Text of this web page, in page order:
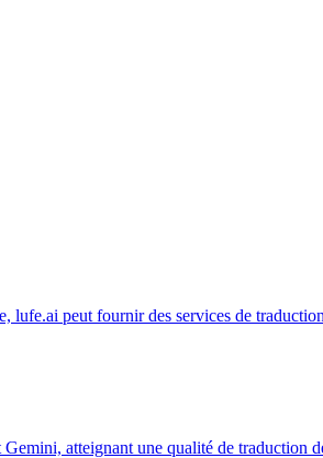
lufe.ai peut fournir des services de
atteignant une qualité de traduction